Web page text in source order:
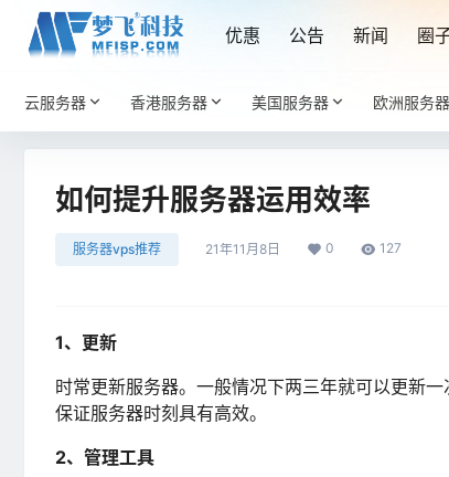
优惠 公告 新闻 圈
云服务器 香港服务器 美国服务器 欧洲服务器
如何提升服务器运用效率
服务器vps推荐 21年11月8日 0 127
1、更新
时常更新服务器。一般情况下两三年就可以更新一
保证服务器时刻具有高效。
2、管理工具